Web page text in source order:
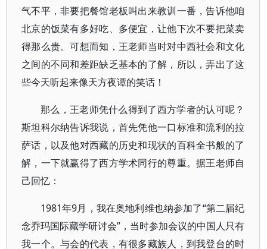
气不平，非要把餐馆老板叫出来教训一番，告诉他咱
北京的饭菜有多好吃、多便宜，让他下次不要把菜卖
得那么贵。可想而知，王老师当时对中西社会和文化
之间的不同和差距缺乏基本的了解，所以，弄出了这
些今天听起来像天方夜谭的笑话！
那么，王老师凭什么得到了西方学者的认可呢？
斯坦科尔纳告诉我说，首先凭他一口标准和流利的拉
萨话，以及他对西藏的历史和现状的百科全书般的了
解，一下就赢得了西方学术同行的尊重。据王老师自
己回忆：
1981年9月，我在奥地利维也纳参加了“第二届纪
念乔玛国际藏学研讨会”，当时参加会议的中国人只有
我一个。与会的代表，有很多藏族人，到我登台的时